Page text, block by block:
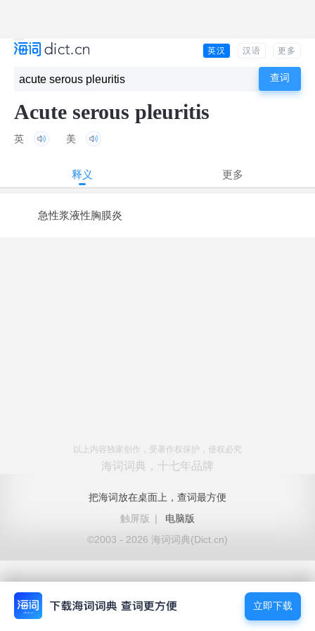
英汉 汉语 更多
Acute serous pleuritis
英 美
释义 更多
急性浆液性胸膜炎
以上内容独家创作，受著作权保护，侵权必究
海词词典，十七年品牌
把海词放在桌面上，查词最方便
触屏版
|
电脑版
©2003 - 2026 海词词典(Dict.cn)
立即下载
立即下载